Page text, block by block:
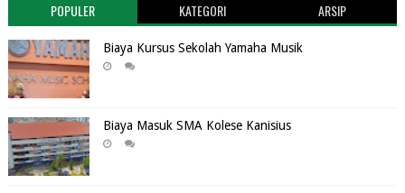
POPULER KATEGORI ARSIP
Biaya Kursus Sekolah Yamaha Musik
Biaya Masuk SMA Kolese Kanisius